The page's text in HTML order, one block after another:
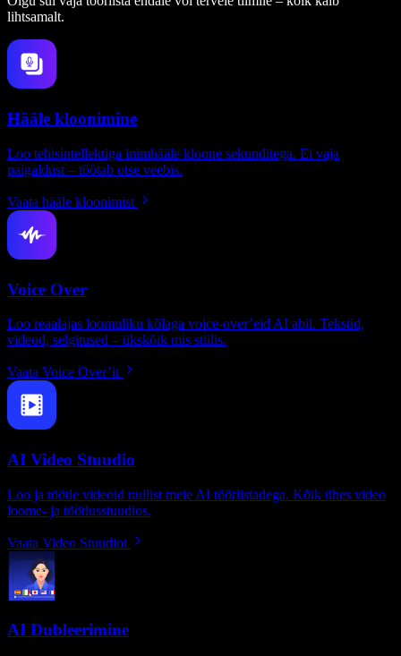
lihtsamalt.
Hääle kloonimine
Loo tehisintellektiga inimhääle kloone sekunditega. Ei vaja
paigaldust – töötab otse veebis.
Vaata hääle kloonimist
Voice Over
Loo reaalajas loomuliku kõlaga voice-over’eid AI abil. Tekstid,
videod, selgitused – ükskõik mis stiilis.
Vaata Voice Over’it
AI Video Stuudio
Loo ja töötle videoid nullist meie AI tööriistadega. Kõik ühes video
loome- ja töötlusstuudios.
Vaata Video Stuudiot
AI Dubleerimine